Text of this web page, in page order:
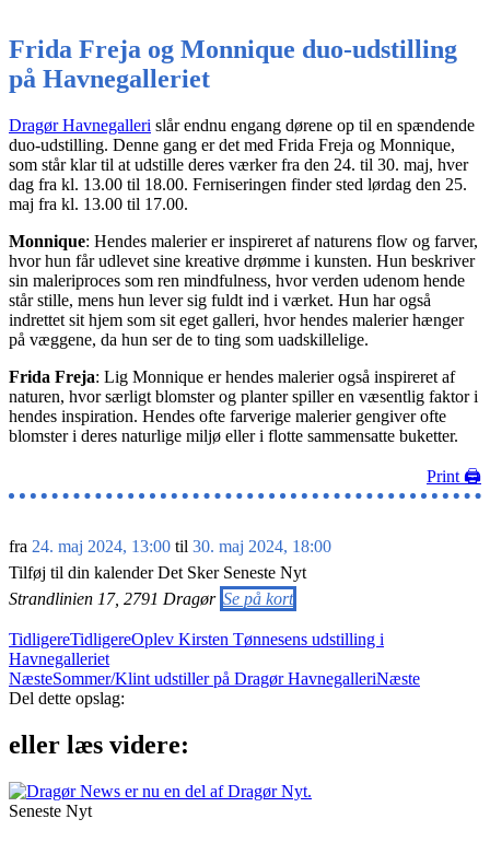
Frida Freja og Monnique duo-udstilling
på Havnegalleriet
Dragør Havnegalleri slår endnu engang dørene op til en spændende
duo-udstilling. Denne gang er det med Frida Freja og Monnique,
som står klar til at udstille deres værker fra den 24. til 30. maj, hver
dag fra kl. 13.00 til 18.00. Ferniseringen finder sted lørdag den 25.
maj fra kl. 13.00 til 17.00.
Monnique: Hendes malerier er inspireret af naturens flow og farver,
hvor hun får udlevet sine kreative drømme i kunsten. Hun beskriver
sin maleriproces som ren mindfulness, hvor verden udenom hende
står stille, mens hun lever sig fuldt ind i værket. Hun har også
indrettet sit hjem som sit eget galleri, hvor hendes malerier hænger
på væggene, da hun ser de to ting som uadskillelige.
Frida Freja: Lig Monnique er hendes malerier også inspireret af
naturen, hvor særligt blomster og planter spiller en væsentlig faktor i
hendes inspiration. Hendes ofte farverige malerier gengiver ofte
blomster i deres naturlige miljø eller i flotte sammensatte buketter.
Print 🖨
fra 24. maj 2024, 13:00 til 30. maj 2024, 18:00
Tilføj til din kalender Det Sker Seneste Nyt
Strandlinien 17, 2791 Dragør Se på kort
TidligereTidligereOplev Kirsten Tønnesens udstilling i
Havnegalleriet
NæsteSommer/Klint udstiller på Dragør HavnegalleriNæste
Del dette opslag:
eller læs videre:
Seneste Nyt